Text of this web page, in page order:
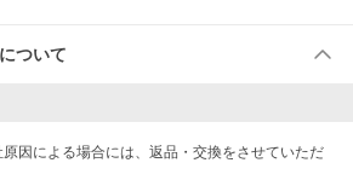
ついて
因による場合には、返品・交換をさせていただ